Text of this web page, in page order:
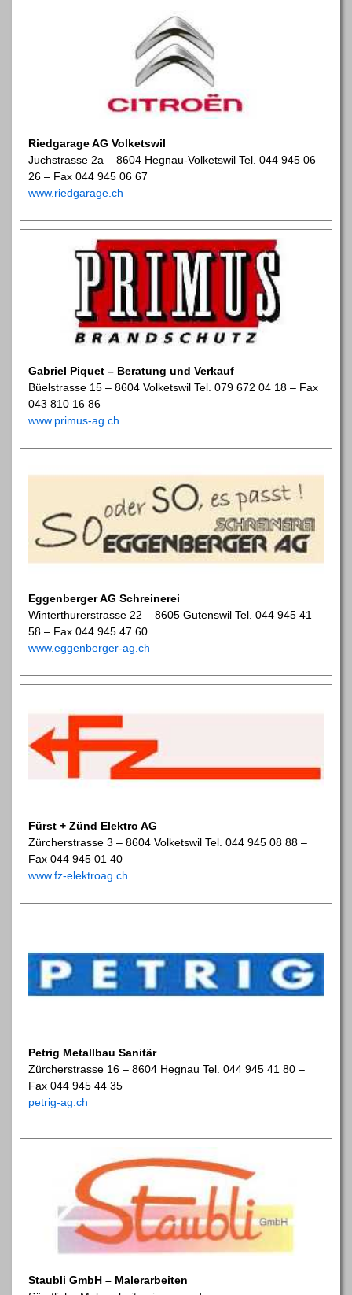
Riedgarage AG Volketswil
Juchstrasse 2a – 8604 Hegnau-Volketswil Tel. 044 945 06
26 – Fax 044 945 06 67
www.riedgarage.ch
Gabriel Piquet – Beratung und Verkauf
Büelstrasse 15 – 8604 Volketswil Tel. 079 672 04 18 – Fax
043 810 16 86
www.primus-ag.ch
Eggenberger AG Schreinerei
Winterthurerstrasse 22 – 8605 Gutenswil Tel. 044 945 41
58 – Fax 044 945 47 60
www.eggenberger-ag.ch
Fürst + Zünd Elektro AG
Zürcherstrasse 3 – 8604 Volketswil Tel. 044 945 08 88 –
Fax 044 945 01 40
www.fz-elektroag.ch
Petrig Metallbau Sanitär
Zürcherstrasse 16 – 8604 Hegnau Tel. 044 945 41 80 –
Fax 044 945 44 35
petrig-ag.ch
Staubli GmbH – Malerarbeiten